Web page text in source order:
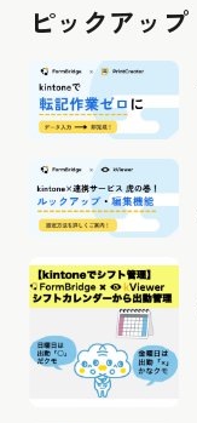
ピックアップ